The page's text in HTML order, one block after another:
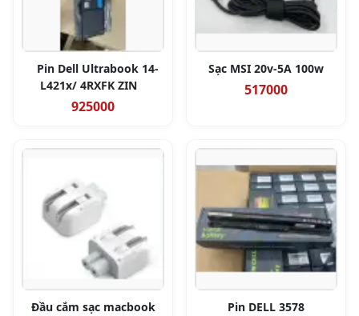
Pin Dell Ultrabook 14-
L421x/ 4RXFK ZIN
925000
Sạc MSI 20v-5A 100w
517000
Đầu cắm sạc macbook Pin DELL 3578